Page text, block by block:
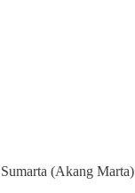
Sumarta (Akang Marta)